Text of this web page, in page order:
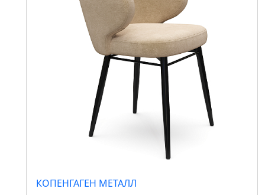
КОПЕНГАГЕН МЕТАЛЛ